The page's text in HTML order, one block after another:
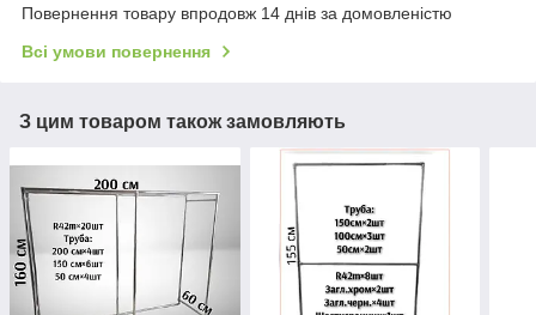
Повернення товару впродовж 14 днів за домовленістю
Всі умови повернення
З цим товаром також замовляють